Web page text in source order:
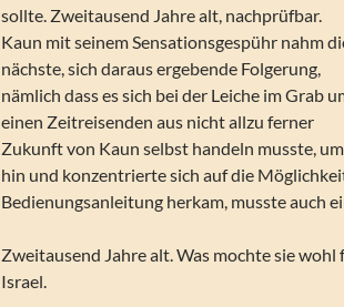
sollte. Zweitausend Jahre alt, nachprüfbar.
Kaun mit seinem Sensationsgespühr nahm
nächste, sich daraus ergebende Folgerung,
nämlich dass es sich bei der Leiche im Grab
einen Zeitreisenden aus nicht allzu ferner
Zukunft von Kaun selbst handeln musste,
hin und konzentrierte sich auf die
Bedienungsanleitung herkam, musste auch
Zweitausend Jahre alt. Was mochte sie wohl
Israel.